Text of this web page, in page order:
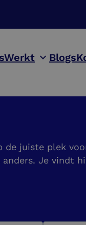
Blogs
juiste plek
Je vindt